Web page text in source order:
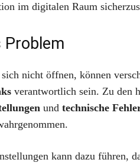
im digitalen Raum
Problem
nicht öffnen, können
verantwortlich sein. Zu den
und technische
kann dazu führen,